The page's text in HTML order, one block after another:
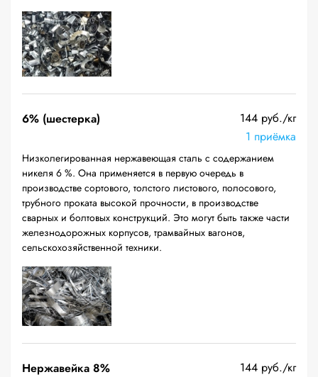
6% (шестерка)
144 руб./кг
1 приёмка
Низколегированная нержавеющая сталь с содержанием
никеля 6 %. Она применяется в первую очередь в
производстве сортового, толстого листового, полосового,
трубного проката высокой прочности, в производстве
сварных и болтовых конструкций. Это могут быть также части
железнодорожных корпусов, трамвайных вагонов,
сельскохозяйственной техники.
Нержавейка 8%
144 руб./кг